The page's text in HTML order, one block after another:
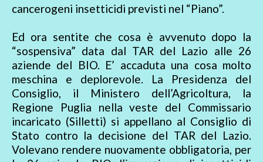
cancerogeni insetticidi previsti nel “Piano”.
Ed ora sentite che cosa è avvenuto dopo la
“sospensiva” data dal TAR del Lazio alle 26
aziende del BIO. E’ accaduta una cosa molto
meschina e deplorevole. La Presidenza del
Consiglio, il Ministero dell’Agricoltura, la
Regione Puglia nella veste del Commissario
incaricato (Silletti) si appellano al Consiglio di
Stato contro la decisione del TAR del Lazio.
Volevano rendere nuovamente obbligatoria, per